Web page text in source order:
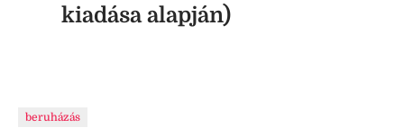
kiadása alapján)
beruházás